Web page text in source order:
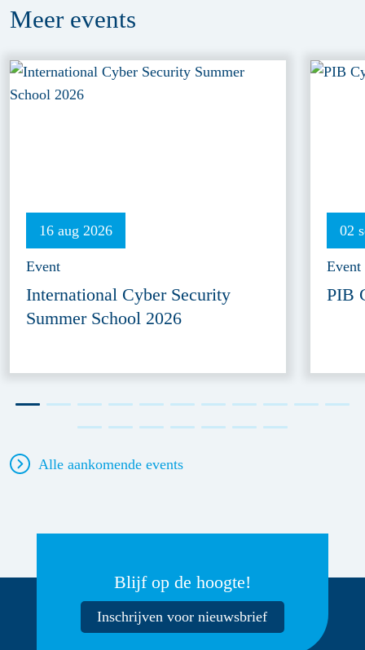
Meer events
16 aug 2026
Event
International Cyber Security
Summer School 2026
02
Event
PIB
Alle aankomende events
Blijf op de hoogte!
Inschrijven voor nieuwsbrief